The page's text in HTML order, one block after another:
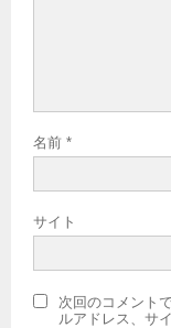
名前 *
サイト
次回のコメント
ルアドレス、サ